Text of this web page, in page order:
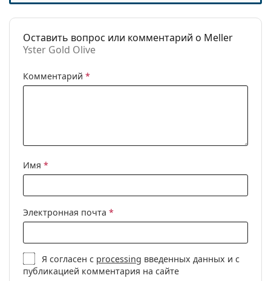
Доступен рецепт:
Да
Оставить вопрос или комментарий о Meller
Yster Gold Olive
Комментарий *
Имя *
Электронная почта *
Я согласен с processing введенных данных и с
публикацией комментария на сайте